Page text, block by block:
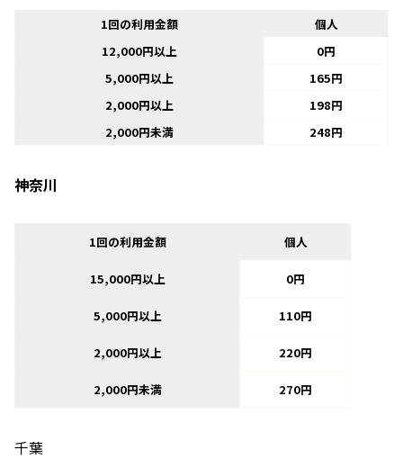
1回の利用金額
個人
12,000円以上
0円
5,000円以上
165円
2,000円以上
198円
2,000円未満
248円
神奈川
1回の利用金額 個人
15,000円以上 0円
5,000円以上 110円
2,000円以上 220円
2,000円未満 270円
千葉